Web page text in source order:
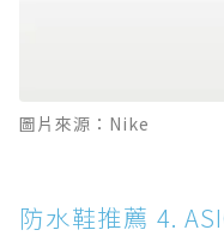
圖片來源：Nike
防水鞋推薦 4.